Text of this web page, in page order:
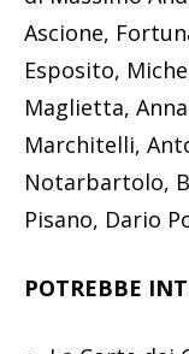
Ascione,
Esposito,
Maglietta, Anna
Marchitelli,
Notarbartolo,
Pisano, Dario
POTREBBE